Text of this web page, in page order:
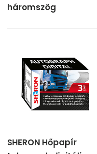
háromszög
SHERON Hőpapír